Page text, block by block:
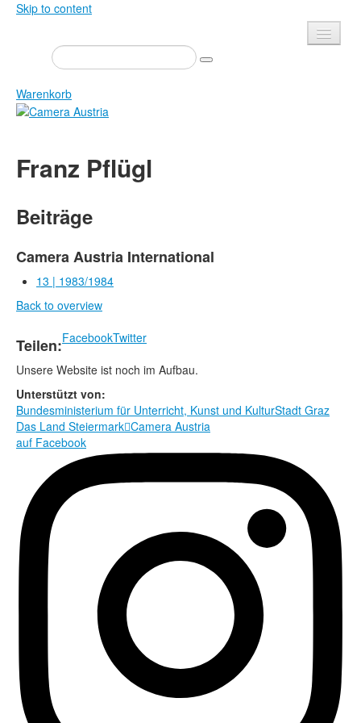
Skip to content
Presse
Veranstaltungen
Newsletter
Über uns
Shop
Datenschutz
Mediadaten
Warenkorb
Zeitschrift
Bücher
Edition
Bibliothek
Camera Austria Preis
Fotoarchiv Pierre Bourdieu
Rechtliche Informationen
Franz Pflügl
Beiträge
Camera Austria International
13 | 1983/1984
Back to overview
Teilen:FacebookTwitter
Unsere Website ist noch im Aufbau.
Unterstützt von:
Bundesministerium für Unterricht, Kunst und KulturStadt Graz
Das Land SteiermarkCamera Austria
auf Facebook